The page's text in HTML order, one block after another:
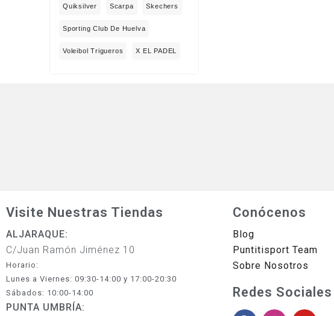
Quiksilver Scarpa Skechers
Sporting Club De Huelva
Voleibol Trigueros X EL PADEL
Visite Nuestras Tiendas
ALJARAQUE:
C/Juan Ramón Jiménez 10
Horario:
Lunes a Viernes: 09:30-14:00 y 17:00-20:30
Sábados: 10:00-14:00
PUNTA UMBRÍA:
Conócenos
Blog
Puntitisport Team
Sobre Nosotros
Redes Sociales